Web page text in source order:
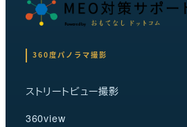
360度パノラマ撮影
ストリートビュー撮影
360view